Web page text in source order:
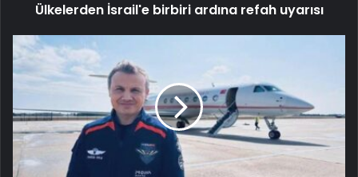
Ülkelerden İsrail'e birbiri ardına refah uyarısı